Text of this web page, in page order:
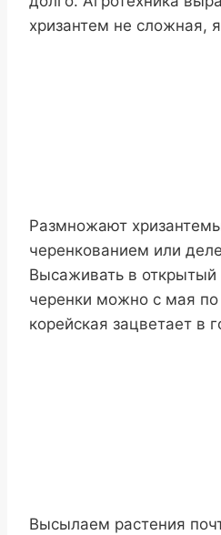
хризантем не сложная,
Размножают
черенкованием или
Высаживать в открытый
черенки можно с мая по
корейская зацветает в
Высылаем растения